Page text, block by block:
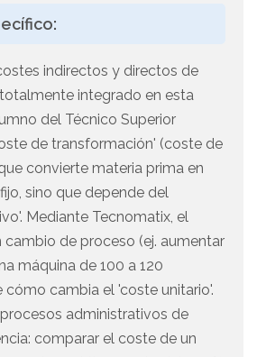
indirectos y directos de
integrado en esta
del Técnico Superior
de transformación' (coste de
convierte materia prima en
sino que depende del
Mediante Tecnomatix, el
cambio de proceso (ej. aumentar
máquina de 100 a 120
cambia el 'coste unitario'.
procesos administrativos de
comparar el coste de un